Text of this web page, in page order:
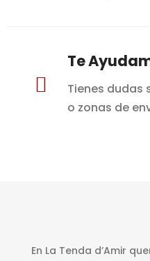

Te
Tienes dudas
o zonas de
En La Tenda d’Amir